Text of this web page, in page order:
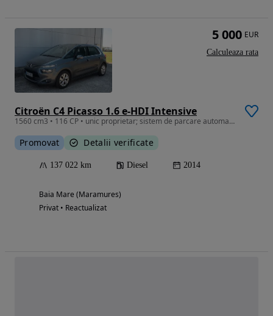
Citroën C4 Picasso 1.6 e-HDI Intensive
1560 cm3 • 116 CP • unic proprietar; sistem de parcare automat; consum redus 5,4 l/100km
Promovat Detalii verificate
137 022 km Diesel 2014
Baia Mare (Maramures)
Privat • Reactualizat
5 000 EUR
Calculeaza rata